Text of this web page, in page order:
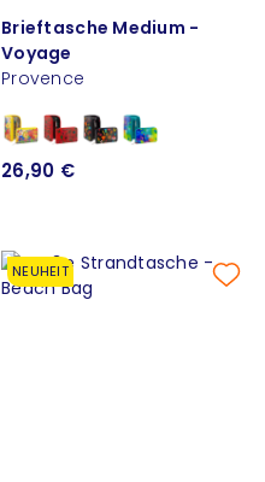
Brieftasche Medium -
Voyage
Provence
26,90 €
NEUHEIT